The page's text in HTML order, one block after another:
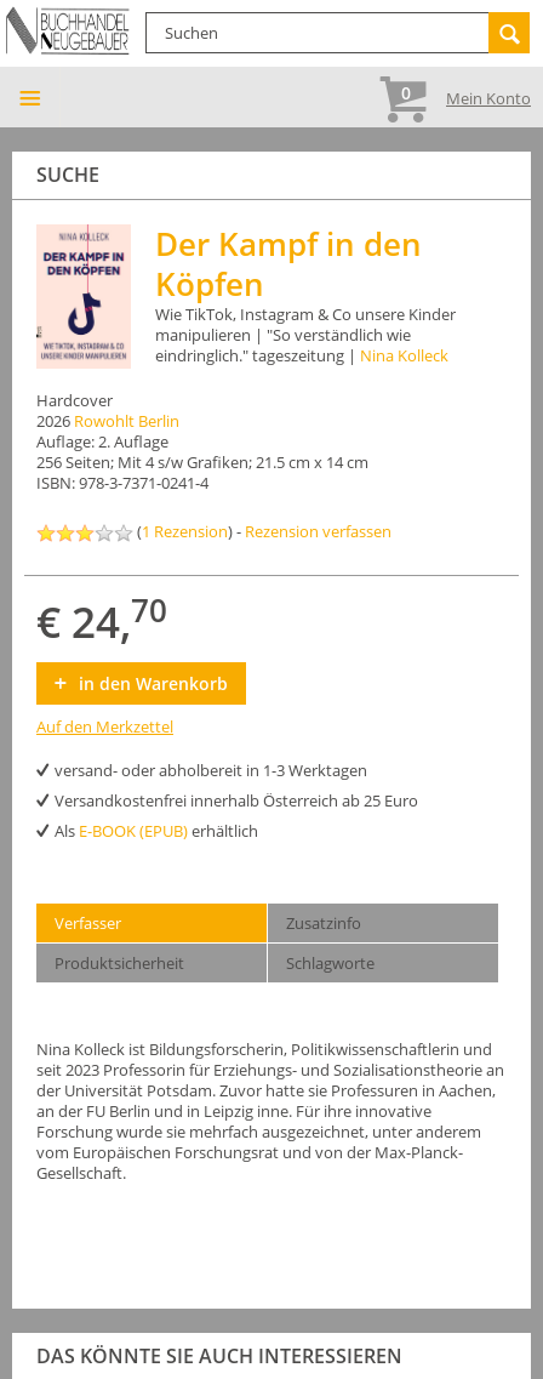
0 Mein Konto
SUCHE
Der Kampf in den
Köpfen
Wie TikTok, Instagram & Co unsere Kinder
manipulieren | "So verständlich wie
eindringlich." tageszeitung | Nina Kolleck
Hardcover
2026 Rowohlt Berlin
Auflage: 2. Auflage
256 Seiten; Mit 4 s/w Grafiken; 21.5 cm x 14 cm
ISBN: 978-3-7371-0241-4
(1 Rezension) - Rezension verfassen
€ 24,70
in den Warenkorb
Auf den Merkzettel
versand- oder abholbereit in 1-3 Werktagen
Versandkostenfrei innerhalb Österreich ab 25 Euro
Als E-BOOK (EPUB)erhältlich
Verfasser
Zusatzinfo
Produktsicherheit
Schlagworte
Nina Kolleck ist Bildungsforscherin, Politikwissenschaftlerin und
seit 2023 Professorin für Erziehungs- und Sozialisationstheorie an
der Universität Potsdam. Zuvor hatte sie Professuren in Aachen,
an der FU Berlin und in Leipzig inne. Für ihre innovative
Forschung wurde sie mehrfach ausgezeichnet, unter anderem
vom Europäischen Forschungsrat und von der Max-Planck-
Gesellschaft.
DAS KÖNNTE SIE AUCH INTERESSIEREN